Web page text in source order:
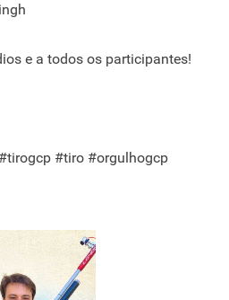
e a todos os participantes!
#tiro #orgulhogcp